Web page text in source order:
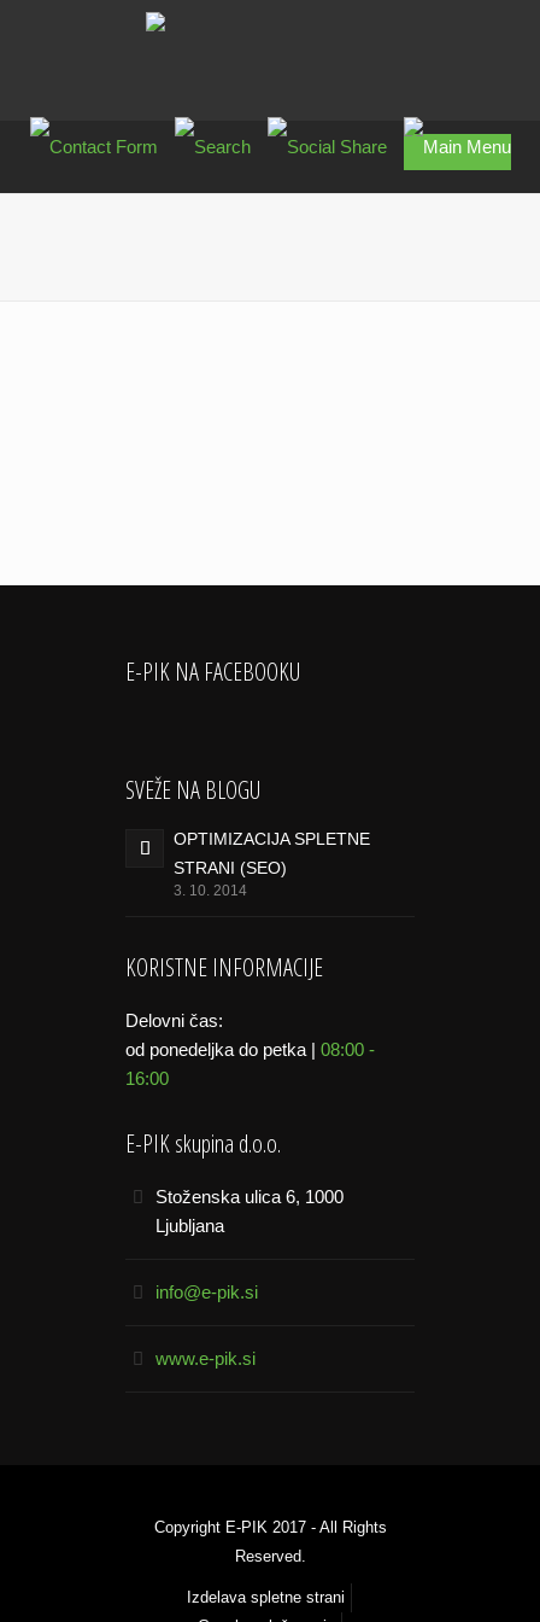
E-PIK NA FACEBOOKU
SVEŽE NA BLOGU
OPTIMIZACIJA SPLETNE
STRANI (SEO)
3. 10. 2014
KORISTNE INFORMACIJE
Delovni čas:
od ponedeljka do petka | 08:00 -
16:00
E-PIK skupina d.o.o.
Stoženska ulica 6, 1000
Ljubljana
info@e-pik.si
www.e-pik.si
Copyright E-PIK 2017 - All Rights
Reserved.
Izdelava spletne strani